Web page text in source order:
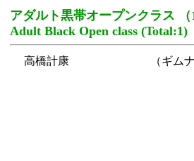
アダルト黒帯オープンクラス （
Adult Black Open class (Total:1)
高橋計康 （ギム